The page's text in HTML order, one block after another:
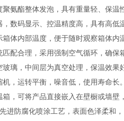
氨酯整体发泡，具有重量轻、保温
数码显示、控温精度高，具有高
箱体内部温度，便于随时观察箱体内
配合理，采用强制空气循环，确
璃，中间层为真空处理，保温效
，运转平衡，噪音低，使用寿命长
，可将产品直接嵌入在壁橱或墙壁
进防腐化喷涂工艺，表面色泽柔和